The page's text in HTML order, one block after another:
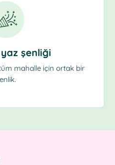
şenliği
mahalle için ortak bir